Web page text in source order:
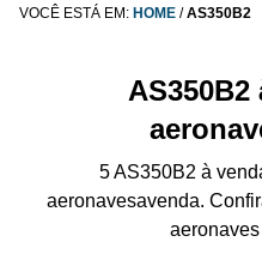
VOCÊ ESTÁ EM: HOME /AS350B2
5 AS350B2 à
aeronavesavenda.